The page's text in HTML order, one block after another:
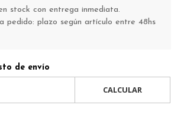
stock con entrega inmediata.
pedido: plazo según artículo entre 48hs
de envío
CALCULAR